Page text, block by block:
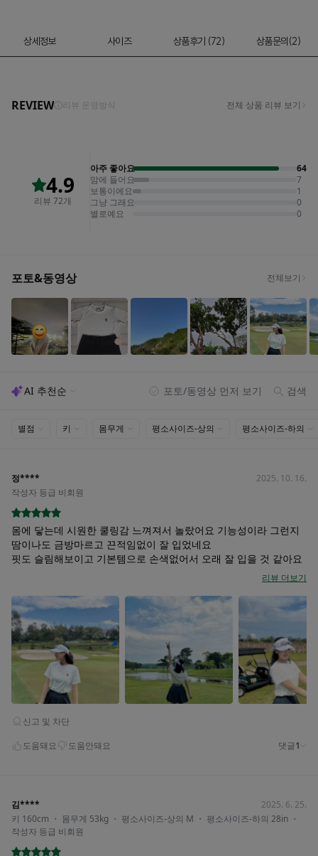
상세정보 사이즈 상품후기 (72) 상품문의(2)